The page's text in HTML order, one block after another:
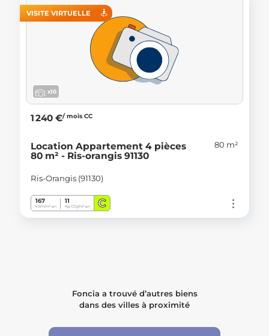
VISITE VIRTUELLE
x10
1 240 €/ mois CC
Location Appartement 4 pièces
80 m² - Ris-orangis 91130
80 m²
Ris-Orangis (91130)
167
kWh/m².an
11
Kg CO2/m².an C
Foncia a trouvé d’autres biens
dans des villes à proximité